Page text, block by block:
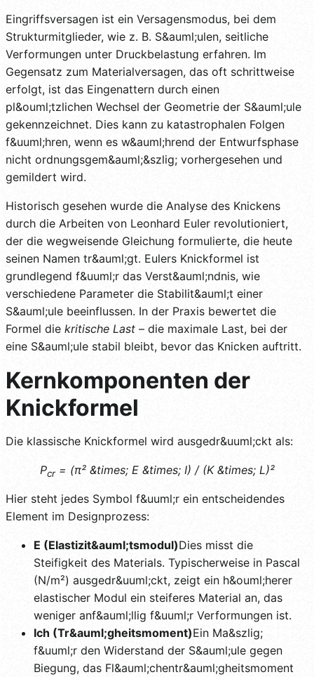
Eingriffsversagen ist ein Versagensmodus, bei dem
Strukturmitglieder, wie z. B. S&auml;ulen, seitliche
Verformungen unter Druckbelastung erfahren. Im
Gegensatz zum Materialversagen, das oft schrittweise
erfolgt, ist das Eingenattern durch einen
pl&ouml;tzlichen Wechsel der Geometrie der S&auml;ule
gekennzeichnet. Dies kann zu katastrophalen Folgen
f&uuml;hren, wenn es w&auml;hrend der Entwurfsphase
nicht ordnungsgem&auml;&szlig; vorhergesehen und
gemildert wird.
Historisch gesehen wurde die Analyse des Knickens
durch die Arbeiten von Leonhard Euler revolutioniert,
der die wegweisende Gleichung formulierte, die heute
seinen Namen tr&auml;gt. Eulers Knickformel ist
grundlegend f&uuml;r das Verst&auml;ndnis, wie
verschiedene Parameter die Stabilit&auml;t einer
S&auml;ule beeinflussen. In der Praxis bewertet die
Formel die kritische Last – die maximale Last, bei der
eine S&auml;ule stabil bleibt, bevor das Knicken auftritt.
Kernkomponenten der
Knickformel
Die klassische Knickformel wird ausgedr&uuml;ckt als:
Pcr= (π² &times; E &times; I) / (K &times; L)²
Hier steht jedes Symbol f&uuml;r ein entscheidendes
Element im Designprozess:
E (Elastizit&auml;tsmodul)Dies misst die
Steifigkeit des Materials. Typischerweise in Pascal
(N/m²) ausgedr&uuml;ckt, zeigt ein h&ouml;herer
elastischer Modul ein steiferes Material an, das
weniger anf&auml;llig f&uuml;r Verformungen ist.
Ich (Tr&auml;gheitsmoment)Ein Ma&szlig;
f&uuml;r den Widerstand der S&auml;ule gegen
Biegung, das Fl&auml;chentr&auml;gheitsmoment